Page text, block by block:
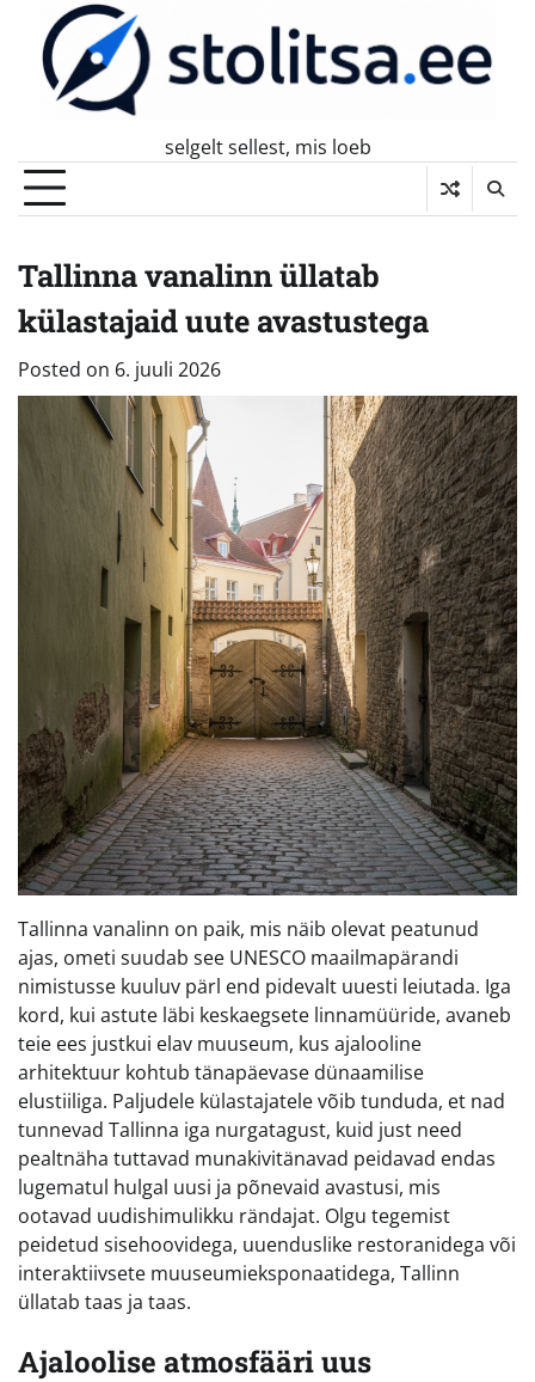
content
selgelt sellest, mis loeb
Tallinna vanalinn üllatab
külastajaid uute avastustega
Posted on 6. juuli 2026
Tallinna vanalinn on paik, mis näib olevat peatunud
ajas, ometi suudab see UNESCO maailmapärandi
nimistusse kuuluv pärl end pidevalt uuesti leiutada. Iga
kord, kui astute läbi keskaegsete linnamüüride, avaneb
teie ees justkui elav muuseum, kus ajalooline
arhitektuur kohtub tänapäevase dünaamilise
elustiiliga. Paljudele külastajatele võib tunduda, et nad
tunnevad Tallinna iga nurgatagust, kuid just need
pealtnäha tuttavad munakivitänavad peidavad endas
lugematul hulgal uusi ja põnevaid avastusi, mis
ootavad uudishimulikku rändajat. Olgu tegemist
peidetud sisehoovidega, uuenduslike restoranidega või
interaktiivsete muuseumieksponaatidega, Tallinn
üllatab taas ja taas.
Ajaloolise atmosfääri uus